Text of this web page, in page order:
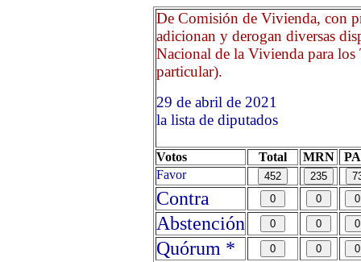
De Comisión de Vivienda, con
adicionan y derogan diversas
Nacional de la Vivienda para
particular).
29 de abril de 2021
la lista de diputados
Votos Total MRN
Favor
Contra
Abstención
Quórum *